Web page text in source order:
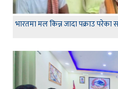
भारतमा मल किन्न जादा पक्राउ परेका